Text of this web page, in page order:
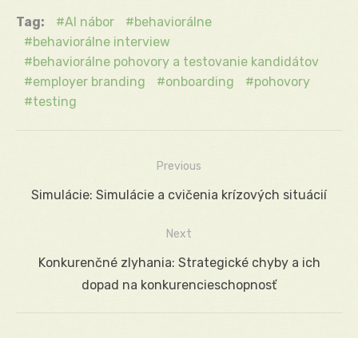
Tag: AI nábor
behaviorálne
behaviorálne interview
behaviorálne pohovory a testovanie kandidátov
employer branding
onboarding
pohovory
testing
Navigácia
Previous
Previous
Simulácie: Simulácie a cvičenia krízových situácií
Next
Next
Konkurenčné zlyhania: Strategické chyby a ich
dopad na konkurencieschopnosť